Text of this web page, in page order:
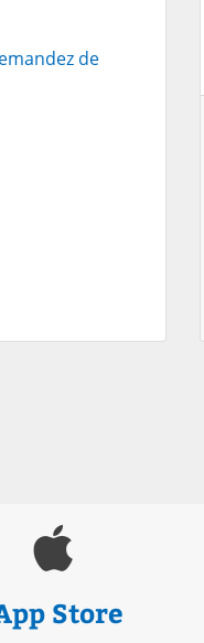
de
Store